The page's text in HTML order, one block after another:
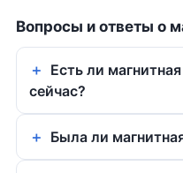
Вопросы и ответы о
Есть ли
сейчас?
Была ли